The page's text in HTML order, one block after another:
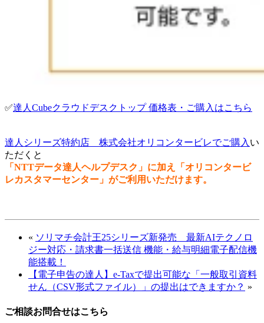
✅達人Cubeクラウドデスクトップ 価格表・ご購入はこちら
達人シリーズ特約店 株式会社オリコンタービレでご購入 い
ただくと
「NTTデータ達人ヘルプデスク」に加え「オリコンタービ
レカスタマーセンター」がご利用いただけます。
« ソリマチ会計王25シリーズ新発売 最新AIテクノロ
ジー対応・請求書一括送信 機能・給与明細電子配信機
能搭載！
【電子申告の達人】e-Taxで提出可能な「一般取引資料
せん（CSV形式ファイル）」の提出はできますか？ »
ご相談お問合せはこちら